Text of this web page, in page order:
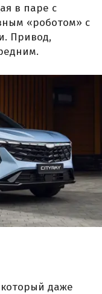
в паре с
«роботом» с
Привод,
даже